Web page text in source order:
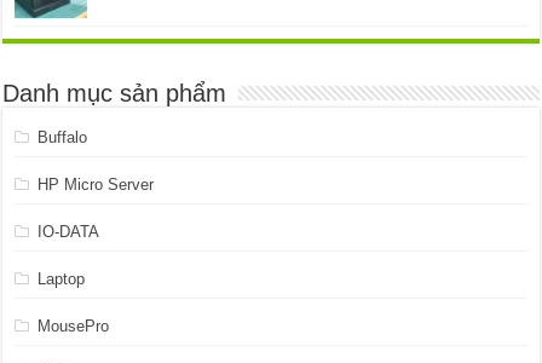
4.899.999 ₫.
là:
Danh mục sản phẩm
Buffalo
HP Micro Server
IO-DATA
Laptop
MousePro